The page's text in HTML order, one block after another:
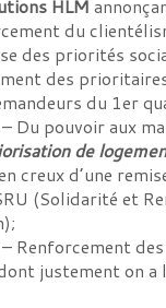
HLM
du
des priorités
des
du 1er
pouvoir aux
de
creux d’une
(Solidarité et
des
justement on a